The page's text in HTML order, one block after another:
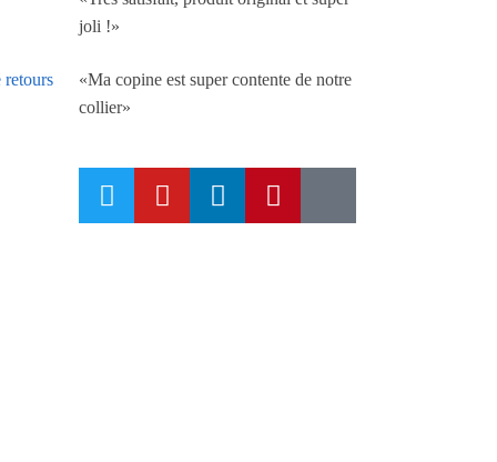
retours
joli !»
«Ma copine est super contente de notre
collier»